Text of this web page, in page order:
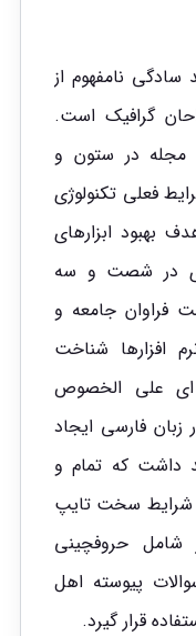
سادگی نامفهوم از
گرافیک است.
مجله در ستون و
فعلی تکنولوژی
بهبود ابزارهای
در شصت و سه
فراوان جامعه و
افزارها شناخت
ای علی الخصوص
فارسی ایجاد
داشت که تمام و
و شرایط سخت تایپ
شامل حروفچینی
پیوسته اهل
قرار گیرد.